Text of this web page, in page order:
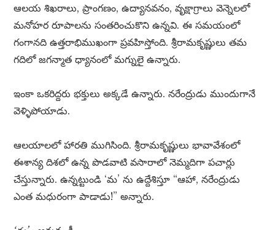
ఆలయ శిఖరాలు, ప్రాంగణం, ఉద్యానవనం, వృక్షాగ్రాలు వెన్నెలలో
మనోహర రూపాలను సంతరించుకొని ఉన్నవి. ఈ సమయంలో
గంగానది ఉత్తరాభిముఖంగా ప్రవహిస్తోంది. శ్రీరామకృష్ణులు తమ
గదిలో జగన్మాత ధ్యానంలో మగ్నులై ఉన్నారు.
ఇంకా ఒకరిద్దరు భక్తులు అక్కడే ఉన్నారు. నరేంద్రుడు ముందుగానే
వెళ్ళిపోయాడు.
ఆలయాలలో హారతి ముగిసింది. శ్రీరామకృష్ణులు భావావేశంలో
ఈశాన్య దిశలో ఉన్న పొడవాటి వసారాలో నెమ్మదిగా పచార్లు
చేస్తున్నారు. ఉన్నట్టుండి ‘మ’ ను ఉద్దేశిస్తూ “ఆహా, నరేంద్రుడు
ఎంత మధురంగా పాడాడు!” అన్నారు.